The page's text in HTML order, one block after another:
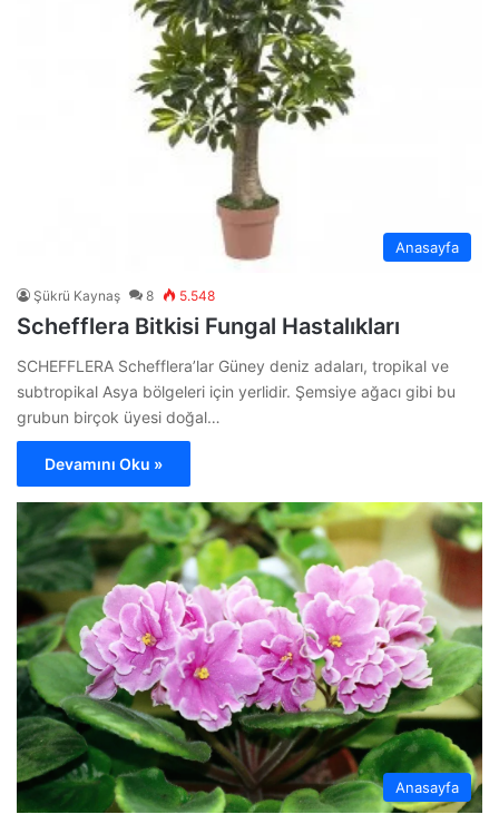
Anasayfa
Şükrü Kaynaş 8 5.548
Schefflera Bitkisi Fungal Hastalıkları
SCHEFFLERA Schefflera’lar Güney deniz adaları, tropikal ve
subtropikal Asya bölgeleri için yerlidir. Şemsiye ağacı gibi bu
grubun birçok üyesi doğal…
Devamını Oku »
Anasayfa